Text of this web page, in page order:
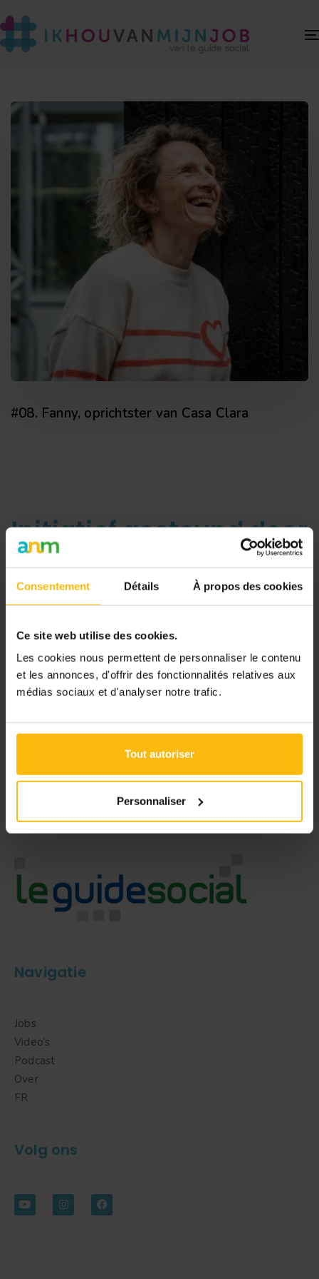
Consentement Détails À propos des cookies
Ce site web utilise des cookies.
Les cookies nous permettent de personnaliser le contenu
et les annonces, d'offrir des fonctionnalités relatives aux
médias sociaux et d'analyser notre trafic.
Tout autoriser
Personnaliser
#08. Fanny, oprichtster van Casa Clara
Initiatief gesteund door
Navigatie
Jobs
Video’s
Podcast
Over
FR
Volg ons